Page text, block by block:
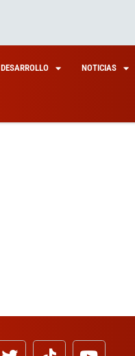
DESARROLLO NOTICIAS